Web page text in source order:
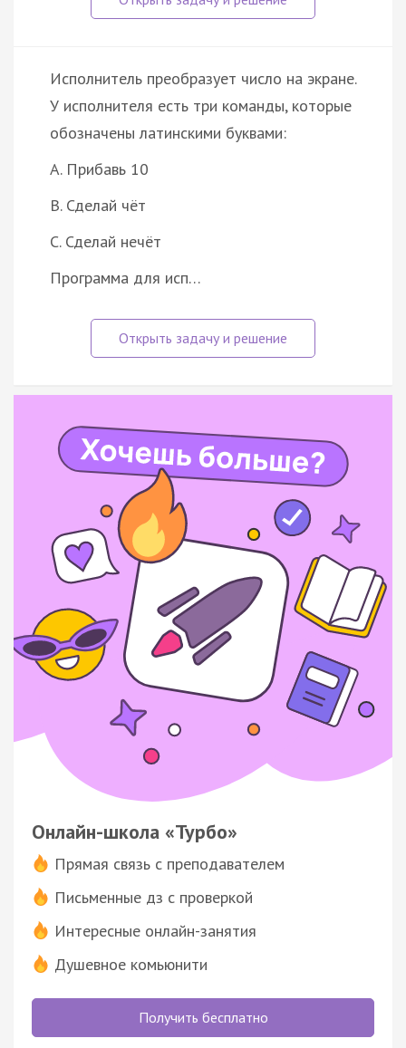
Исполнитель преобразует число на экране.
У исполнителя есть три команды, которые
обозначены латинскими буквами:
A. Прибавь 10
B. Сделай чёт
C. Сделай нечёт
Программа для исп…
Онлайн-школа «Турбо»
Прямая связь с преподавателем
Письменные дз с проверкой
Интересные онлайн-занятия
Душевное комьюнити
Получить бесплатно